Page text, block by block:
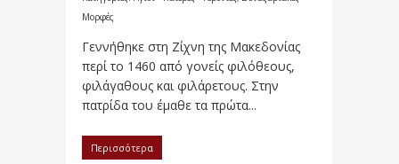
Μορφές
Γεννήθηκε στη Ζίχνη της Μακεδονίας
περί το 1460 από γονείς φιλόθεους,
φιλάγαθους και φιλάρετους. Στην
πατρίδα του έμαθε τα πρώτα...
Περισσότερα